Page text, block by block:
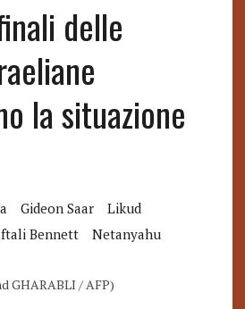
delle
la situazione
Gideon Saar
Likud
Bennett Netanyahu
GHARABLI / AFP)